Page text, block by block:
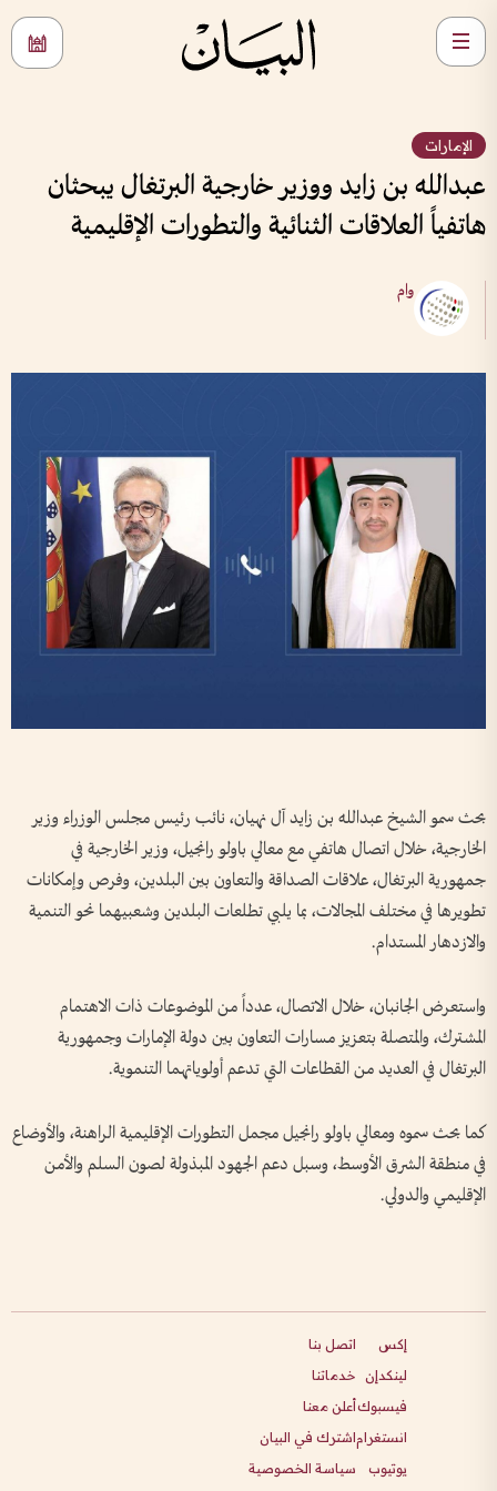
الإمارات
عبدالله بن زايد ووزير خارجية البرتغال يبحثان
هاتفياً العلاقات الثنائية والتطورات الإقليمية
وام
بحث سمو الشيخ عبدالله بن زايد آل نهيان، نائب رئيس مجلس الوزراء وزير
الخارجية، خلال اتصال هاتفي مع معالي باولو رانجيل، وزير الخارجية في
جمهورية البرتغال، علاقات الصداقة والتعاون بين البلدين، وفرص وإمكانات
تطويرها في مختلف المجالات، بما يلبي تطلعات البلدين وشعبيهما نحو التنمية
والازدهار المستدام.
واستعرض الجانبان، خلال الاتصال، عدداً من الموضوعات ذات الاهتمام
المشترك، والمتصلة بتعزيز مسارات التعاون بين دولة الإمارات وجمهورية
البرتغال في العديد من القطاعات التي تدعم أولوياتهما التنموية.
كما بحث سموه ومعالي باولو رانجيل مجمل التطورات الإقليمية الراهنة، والأوضاع
في منطقة الشرق الأوسط، وسبل دعم الجهود المبذولة لصون السلم والأمن
الإقليمي والدولي.
إكس
لينكدإن
فيسبوك
انستغرام
يوتيوب
اتصل بنا
خدماتنا
أعلن معنا
اشترك في البيان
سياسة الخصوصية